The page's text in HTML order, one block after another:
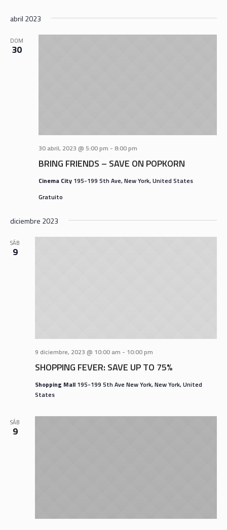
abril 2023
DOM
30
BRING FRIENDS – SAVE ON POPKORN
30 abril, 2023 @ 5:00 pm - 8:00 pm
Cinema City 195-199 5th Ave, New York, United States
Gratuito
diciembre 2023
SÁB
9
SHOPPING FEVER: SAVE UP TO 75%
9 diciembre, 2023 @ 10:00 am - 10:00 pm
Shopping Mall 195-199 5th Ave New York, New York, United
States
SÁB
9